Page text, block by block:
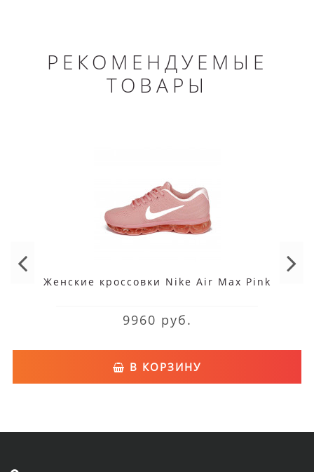
РЕКОМЕНДУЕМЫЕ
ТОВАРЫ
Женские кроссовки Nike Air Max Pink
9960 руб.
В КОРЗИНУ